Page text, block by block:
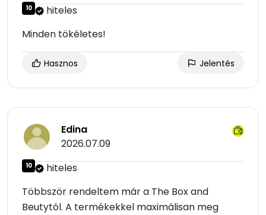
10
hiteles
Minden tökéletes!
Hasznos Jelentés
Edina
2026.07.09
10
hiteles
Többször rendeltem már a The Box and
Beutytól. A termékekkel maximálisan meg